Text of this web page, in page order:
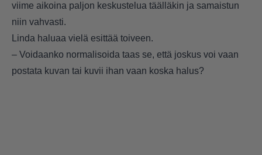
viime aikoina paljon keskustelua täälläkin ja samaistun
niin vahvasti.
Linda haluaa vielä esittää toiveen.
– Voidaanko normalisoida taas se, että joskus voi vaan
postata kuvan tai kuvii ihan vaan koska halus?